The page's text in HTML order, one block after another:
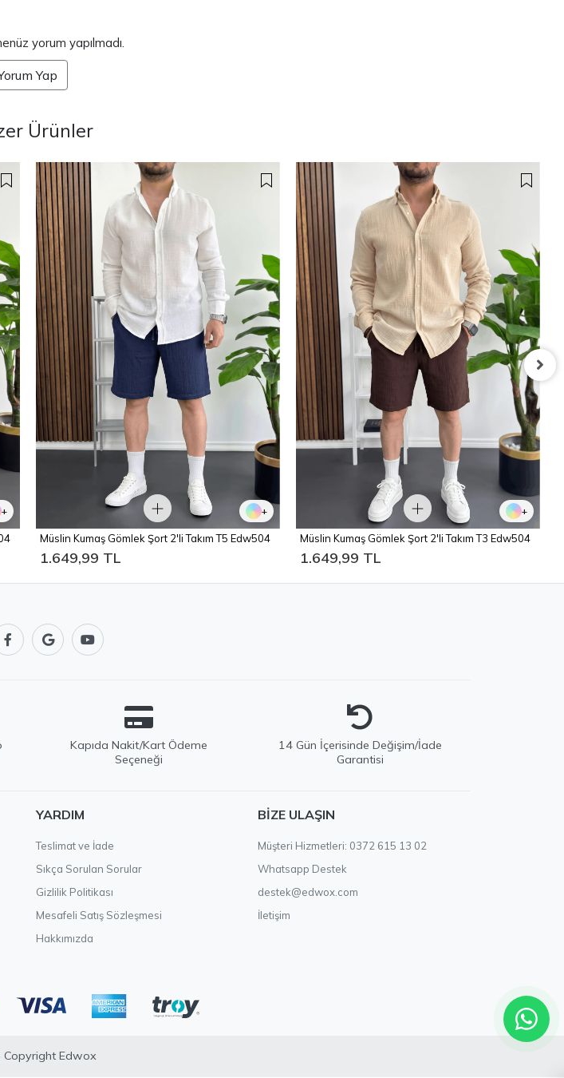
Genellikle birkaç dakika içinde yanıtlıyoruz
yorum yapılmadı.
Yap
Ürünler
+ +
Müslin Kumaş Gömlek Şort 2'li Takım T5 Edw504
1.649,99 TL
+
Müslin Kumaş Gömlek Şort 2'li Takım T3 Edw504
1.649,99 TL
Kapıda Nakit/Kart Ödeme
Seçeneği
14 Gün İçerisinde Değişim/İade
Garantisi
YARDIM
Teslimat ve İade
Sıkça Sorulan Sorular
Gizlilik Politikası
Mesafeli Satış Sözleşmesi
Hakkımızda
BIZE ULAŞIN
Müşteri Hizmetleri: 0372 615 13 02
Whatsapp Destek
destek@edwox.com
İletişim
Edwox